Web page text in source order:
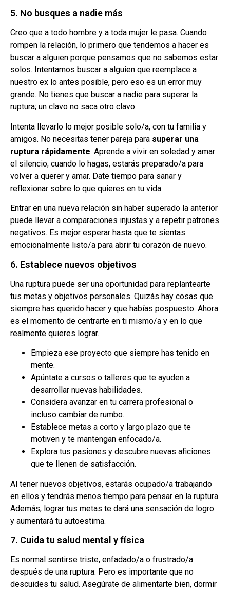
5. No busques a nadie más
Creo que a todo hombre y a toda mujer le pasa. Cuando
rompen la relación, lo primero que tendemos a hacer es
buscar a alguien porque pensamos que no sabemos estar
solos. Intentamos buscar a alguien que reemplace a
nuestro ex lo antes posible, pero eso es un error muy
grande. No tienes que buscar a nadie para superar la
ruptura; un clavo no saca otro clavo.
Intenta llevarlo lo mejor posible solo/a, con tu familia y
amigos. No necesitas tener pareja para superar una
ruptura rápidamente. Aprende a vivir en soledad y amar
el silencio; cuando lo hagas, estarás preparado/a para
volver a querer y amar. Date tiempo para sanar y
reflexionar sobre lo que quieres en tu vida.
Entrar en una nueva relación sin haber superado la anterior
puede llevar a comparaciones injustas y a repetir patrones
negativos. Es mejor esperar hasta que te sientas
emocionalmente listo/a para abrir tu corazón de nuevo.
6. Establece nuevos objetivos
Una ruptura puede ser una oportunidad para replantearte
tus metas y objetivos personales. Quizás hay cosas que
siempre has querido hacer y que habías pospuesto. Ahora
es el momento de centrarte en ti mismo/a y en lo que
realmente quieres lograr.
Empieza ese proyecto que siempre has tenido en
mente.
Apúntate a cursos o talleres que te ayuden a
desarrollar nuevas habilidades.
Considera avanzar en tu carrera profesional o
incluso cambiar de rumbo.
Establece metas a corto y largo plazo que te
motiven y te mantengan enfocado/a.
Explora tus pasiones y descubre nuevas aficiones
que te llenen de satisfacción.
Al tener nuevos objetivos, estarás ocupado/a trabajando
en ellos y tendrás menos tiempo para pensar en la ruptura.
Además, lograr tus metas te dará una sensación de logro
y aumentará tu autoestima.
7. Cuida tu salud mental y física
Es normal sentirse triste, enfadado/a o frustrado/a
después de una ruptura. Pero es importante que no
descuides tu salud. Asegúrate de alimentarte bien, dormir